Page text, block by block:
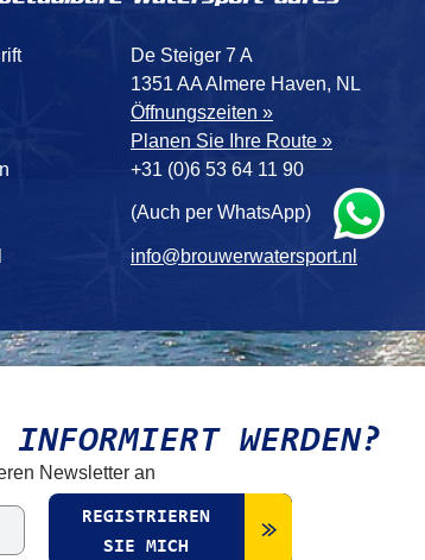
De Steiger 7 A
1351 AA Almere Haven, NL
Öffnungszeiten »
Planen Sie Ihre Route »
+31 (0)6 53 64 11 90
(Auch per WhatsApp)
info@brouwerwatersport.nl
WERDEN?
Newsletter an
REGISTRIEREN
SIE MICH